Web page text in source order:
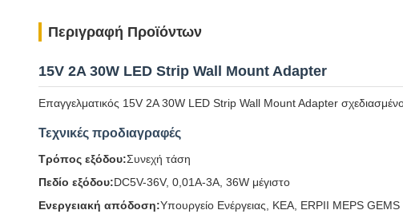
Περιγραφή Προϊόντων
15V 2A 30W LED Strip Wall Mount Adapter
Επαγγελματικός 15V 2A 30W LED Strip Wall Mount Adapter
Τεχνικές προδιαγραφές
Τρόπος εξόδου:Συνεχή τάση
Πεδίο εξόδου:DC5V-36V, 0,01A-3A, 36W μέγιστο
Ενεργειακή απόδοση:Υπουργείο Ενέργειας, ΚΕΑ, ERPII MEPS GEMS